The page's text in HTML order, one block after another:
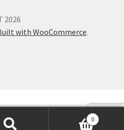
2026
with WooCommerce.
0